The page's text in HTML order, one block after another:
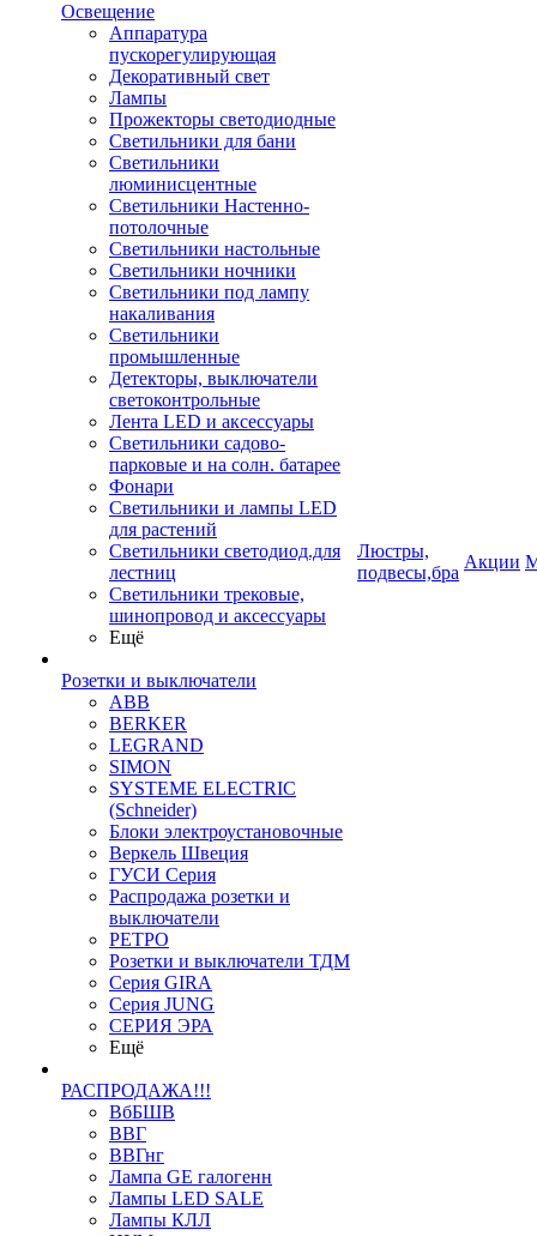
Освещение
Аппаратура
пускорегулирующая
Декоративный свет
Лампы
Прожекторы светодиодные
Светильники для бани
Светильники
люминисцентные
Светильники Настенно-
потолочные
Светильники настольные
Светильники ночники
Светильники под лампу
накаливания
Светильники
промышленные
Детекторы, выключатели
светоконтрольные
Лента LED и аксессуары
Светильники садово-
парковые и на солн. батарее
Фонари
Светильники и лампы LED
для растений
Светильники светодиод.для
лестниц
Светильники трековые,
шинопровод и аксессуары
Ещё
Розетки и выключатели
ABB
BERKER
LEGRAND
SIMON
SYSTEME ELECTRIC
(Schneider)
Блоки электроустановочные
Веркель Швеция
ГУСИ Серия
Распродажа розетки и
выключатели
РЕТРО
Розетки и выключатели ТДМ
Серия GIRA
Серия JUNG
СЕРИЯ ЭРА
Ещё
РАСПРОДАЖА!!!
ВбБШВ
ВВГ
ВВГнг
Лампа GE галогенн
Лампы LED SALE
Лампы КЛЛ
Люстры,
подвесы,бра
Акции